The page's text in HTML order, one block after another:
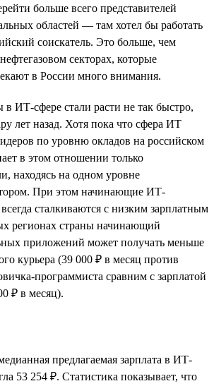
больше всего представителей
областей — там хотел бы работать
соискатель. Это больше, чем
секторах, которые
в России много внимания.
в ИТ-сфере стали расти не так быстро,
лет назад. Хотя пока что сфера ИТ
по уровню окладов на российском
в этом отношении только
находясь на одном уровне
При этом начинающие ИТ-
сталкиваются с низким зарплатным
регионах страны начинающий
приложений может получать меньше
курьера (39 000 ₽ в месяц против
программиста сравним с зарплатой
₽ в месяц).
предлагаемая зарплата в ИТ-
53 254 ₽. Статистика показывает, что